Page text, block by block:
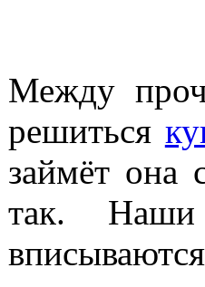
Между
решиться
займёт она
так. Наши